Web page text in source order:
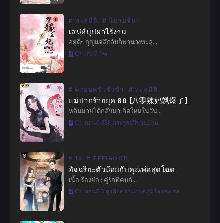
# ทะลุมิติ # นิยายจีน
เสน่ห์บุปผาไร้งาม
อยู่ดีๆ กุญแจลึกลับก็พานางทะลุ…
Ch. เล่มที่ 1-4
# ครอบครัวชั่วช้า # ทะลุมิติ
แม่ปากร้ายยุค​ 80 [八零辣妈飒爆了]
หลินม่ายได้กลับมาเกิดใหม่ในวัน…
Ch. ตอนที่ 938 ตระกูลอวี่ขายบ้าน
# 18 # FEELGOOD
อัจฉริยะตัวน้อยกับคุณพ่อสุดโฉด
เนื้อเรื่องย่อ : คู่รักที่คบกั…
Ch. ตอนที่ 5 ลูกคือความภาคภูมิใจของเธอ